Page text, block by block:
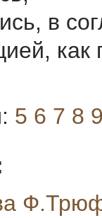
в
как
5 6 7 8